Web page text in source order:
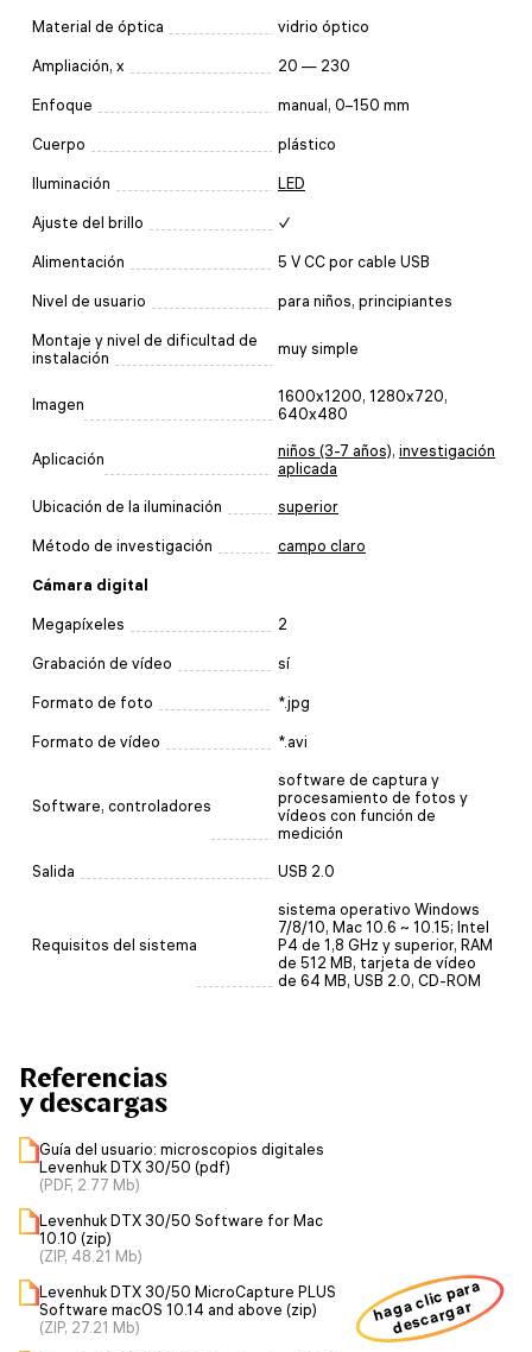
Material de óptica vidrio óptico
Ampliación, x 20 — 230
Enfoque manual, 0–150 mm
Cuerpo plástico
Iluminación LED
Ajuste del brillo ✓
Alimentación 5 V CC por cable USB
Nivel de usuario para niños, principiantes
Montaje y nivel de dificultad de
instalación
muy simple
Imagen
1600x1200, 1280x720,
640x480
Aplicación niños (3-7 años), investigación
aplicada
Ubicación de la iluminación superior
Método de investigación campo claro
Cámara digital
Megapíxeles 2
Grabación de vídeo sí
Formato de foto *.jpg
Formato de vídeo *.avi
Software, controladores
software de captura y
procesamiento de fotos y
vídeos con función de
medición
Salida USB 2.0
Requisitos del sistema
sistema operativo Windows
7/8/10, Mac 10.6 ~ 10.15; Intel
P4 de 1,8 GHz y superior, RAM
de 512 MB, tarjeta de vídeo
de 64 MB, USB 2.0, CD-ROM
Referencias
y descargas
Guía del usuario: microscopios digitales
Levenhuk DTX 30/50 (pdf)
(PDF, 2.77 Mb)
Levenhuk DTX 30/50 Software for Mac
10.10 (zip)
(ZIP, 48.21 Mb)
Levenhuk DTX 30/50 MicroCapture PLUS
Software macOS 10.14 and above (zip)
(ZIP, 27.21 Mb)
haga clic para
descargar